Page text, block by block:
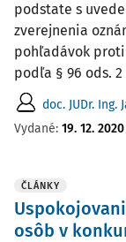
podstate s
zverejnenia
pohľadávok
podľa § 96 ods. 2
doc. JUDr. Ing.
Vydané: 19. 12. 2020
ČLÁNKY
osôb v